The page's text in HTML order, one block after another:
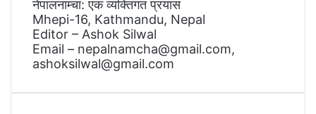
नेपालनाम्चा: एक व्यक्तिगत प्रयास
Mhepi-16, Kathmandu, Nepal
Editor – Ashok Silwal
Email – nepalnamcha@gmail.com,
ashoksilwal@gmail.com